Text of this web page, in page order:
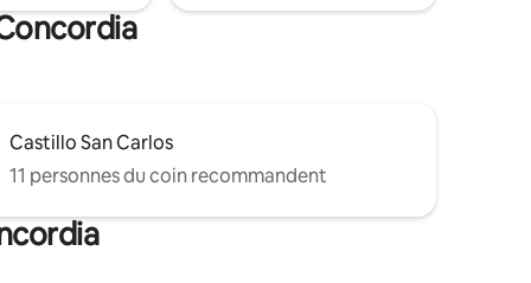
Castillo San Carlos
11 personnes du coin recommandent